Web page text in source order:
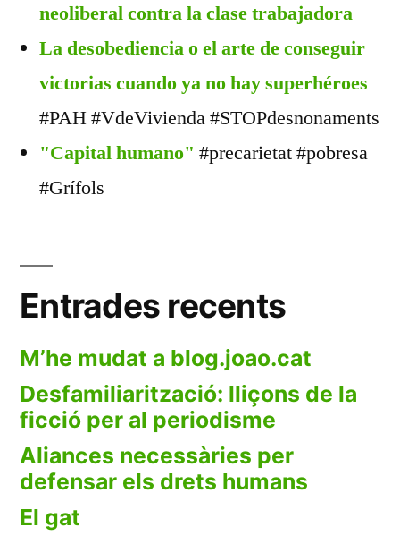
neoliberal contra la clase trabajadora
La desobediencia o el arte de conseguir
victorias cuando ya no hay superhéroes
#PAH #VdeVivienda #STOPdesnonaments
"Capital humano" #precarietat #pobresa
#Grífols
Entrades recents
M’he mudat a blog.joao.cat
Desfamiliarització: lliçons de la
ficció per al periodisme
Aliances necessàries per
defensar els drets humans
El gat